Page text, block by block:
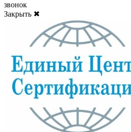
звонок
Закрыть ✖